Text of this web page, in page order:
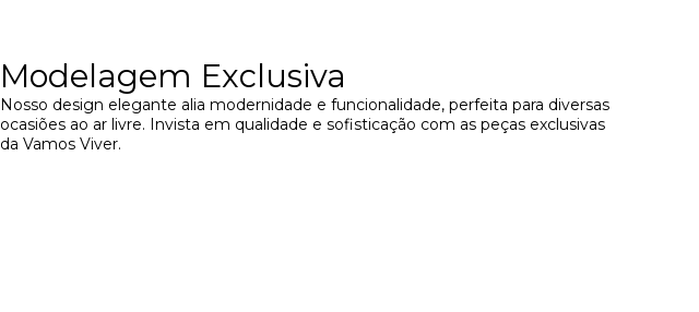
Modelagem Exclusiva
Nosso design elegante alia modernidade e funcionalidade, perfeita para diversas
ocasiões ao ar livre. Invista em qualidade e sofisticação com as peças exclusivas
da Vamos Viver.